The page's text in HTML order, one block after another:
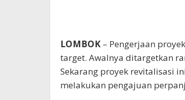
LOMBOK – Pengerjaan
target. Awalnya ditargetkan
Sekarang proyek revitalisasi
melakukan pengajuan